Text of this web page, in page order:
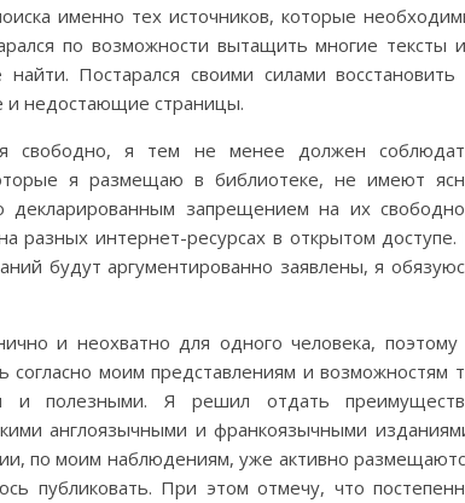
именно тех источников, которые
по возможности вытащить многие тексты
Постарался своими силами восстановить
и недостающие страницы.
свободно, я тем не менее должен
я размещаю в библиотеке, не имеют
декларированным запрещением на их
разных интернет-ресурсах в открытом доступе.
будут аргументированно заявлены, я
и неохватно для одного человека, поэтому
согласно моим представлениям и возможностям
и полезными. Я решил отдать
англоязычными и франкоязычными
по моим наблюдениям, уже активно
публиковать. При этом отмечу, что